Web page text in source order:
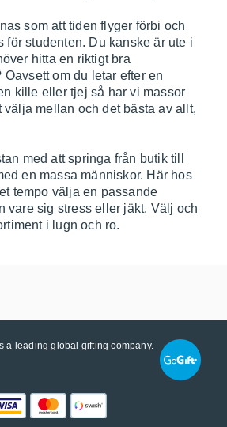
som att tiden flyger förbi och
för studenten. Du kanske är ute i
hitta en riktigt bra
om du letar efter en
kille eller tjej så har vi massor
välja mellan och det bästa av allt,
med att springa från butik till
en massa människor. Här hos
tempo välja en passande
vare sig stress eller jäkt. Välj och
i lugn och ro.
a leading global gifting company.